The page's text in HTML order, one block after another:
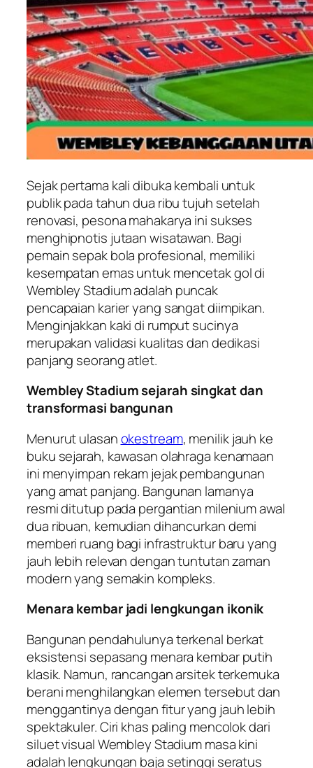
Sejak pertama kali dibuka kembali untuk
publik pada tahun dua ribu tujuh setelah
renovasi, pesona mahakarya ini sukses
menghipnotis jutaan wisatawan. Bagi
pemain sepak bola profesional, memiliki
kesempatan emas untuk mencetak gol di
Wembley Stadium adalah puncak
pencapaian karier yang sangat diimpikan.
Menginjakkan kaki di rumput sucinya
merupakan validasi kualitas dan dedikasi
panjang seorang atlet.
Wembley Stadium sejarah singkat dan
transformasi bangunan
Menurut ulasanokestream, menilik jauh ke
buku sejarah, kawasan olahraga kenamaan
ini menyimpan rekam jejak pembangunan
yang amat panjang. Bangunan lamanya
resmi ditutup pada pergantian milenium awal
dua ribuan, kemudian dihancurkan demi
memberi ruang bagi infrastruktur baru yang
jauh lebih relevan dengan tuntutan zaman
modern yang semakin kompleks.
Menara kembar jadi lengkungan ikonik
Bangunan pendahulunya terkenal berkat
eksistensi sepasang menara kembar putih
klasik. Namun, rancangan arsitek terkemuka
berani menghilangkan elemen tersebut dan
menggantinya dengan fitur yang jauh lebih
spektakuler. Ciri khas paling mencolok dari
siluet visual Wembley Stadium masa kini
adalah lengkungan baja setinggi seratus